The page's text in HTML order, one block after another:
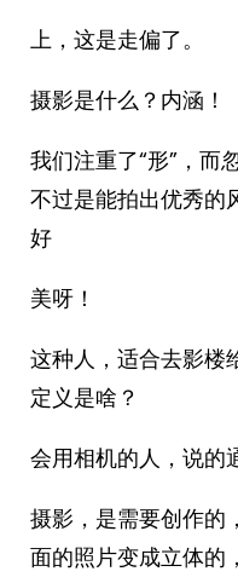
上，这是走偏了。
摄影是什么？内涵！
我们注重了“形”，而
不过是能拍出优秀的
好
美呀！
这种人，适合去影楼
定义是啥？
会用相机的人，说的
摄影，是需要创作的
面的照片变成立体的